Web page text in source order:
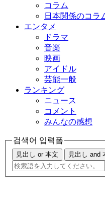
コラム
日本関係のコラ
エンタメ
ドラマ
音楽
映画
アイドル
芸能一般
ランキング
ニュース
コメント
みんなの感想
검색어 입력폼
見出し or 本文 見出し and